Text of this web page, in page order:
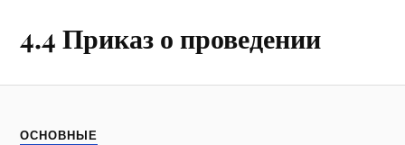
4.4 Приказ о проведении
ОСНОВНЫЕ